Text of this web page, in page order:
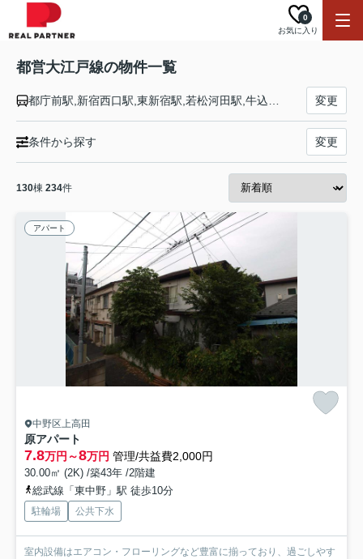
お気に入り
0
都営大江戸線の物件一覧
変更
条件から探す 変更
130棟 234件
アパート
中野区上高田
原アパート
7.8万円～8万円 管理/共益費2,000円
30.00㎡ (2K) /築43年 /2階建
総武線「東中野」駅 徒歩10分
駐輪場 公共下水
室内設備はエアコン・フローリングなど豊富に揃っており、過ごしやす